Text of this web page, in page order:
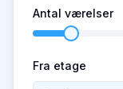
Antal værelser
Fra etage